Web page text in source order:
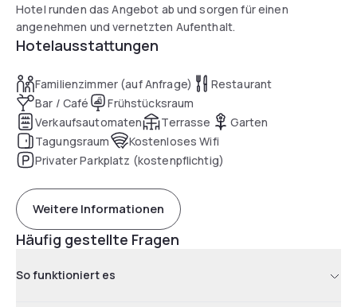
Hotel runden das Angebot ab und sorgen für einen
angenehmen und vernetzten Aufenthalt.
Hotelausstattungen
Familienzimmer (auf Anfrage)
Restaurant
Bar / Café
Frühstücksraum
Verkaufsautomaten
Terrasse
Garten
Tagungsraum
Kostenloses Wifi
Privater Parkplatz (kostenpflichtig)
Weitere Informationen
Häufig gestellte Fragen
So funktioniert es